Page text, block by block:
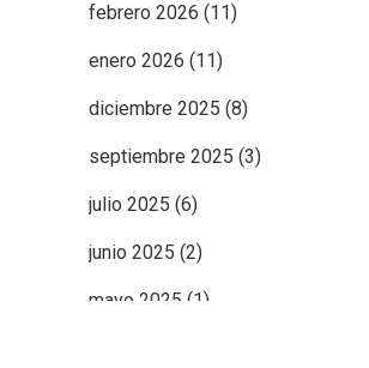
febrero 2026 (11)
enero 2026 (11)
diciembre 2025 (8)
septiembre 2025 (3)
julio 2025 (6)
junio 2025 (2)
mayo 2025 (1)